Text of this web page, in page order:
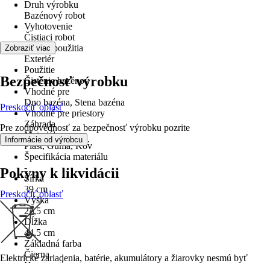
Druh výrobku
Bazénový robot
Vyhotovenie
Čistiaci robot
Oblasť použitia
Exteriér
Použitie
Čistenie bazénov
Vhodné pre
Dno bazéna, Stena bazéna
Vhodné pre priestory
Záhrada
Materiál
Plast, Guma, Kov
Špecifikácia materiálu
-
Šírka
39 cm
Výška
22,5 cm
Dĺžka
44,5 cm
Základná farba
Čierna
Zobraziť viac
Bezpečnosť výrobku
Preskočiť oblasť
Pre zodpovednosť za bezpečnosť výrobku pozrite
Informácie od výrobcu .
Pokyny k likvidácii
Preskočiť oblasť
Elektrické zariadenia, batérie, akumulátory a žiarovky nesmú byť